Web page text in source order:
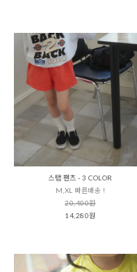
스탭 팬츠 - 3 COLOR
M,XL 빠른배송 !
20,400원
14,280원